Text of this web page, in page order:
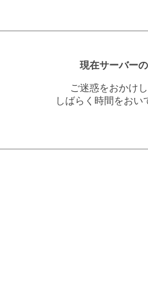
現在サーバー
ご迷惑をおかけ
しばらく時間をおい